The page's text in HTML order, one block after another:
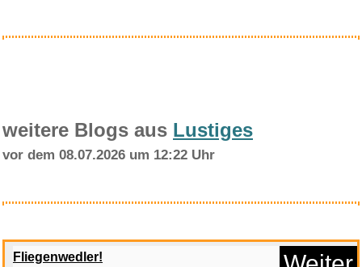
weitere Blogs aus Lustiges
vor dem 08.07.2026 um 12:22 Uhr
Fliegenwedler!